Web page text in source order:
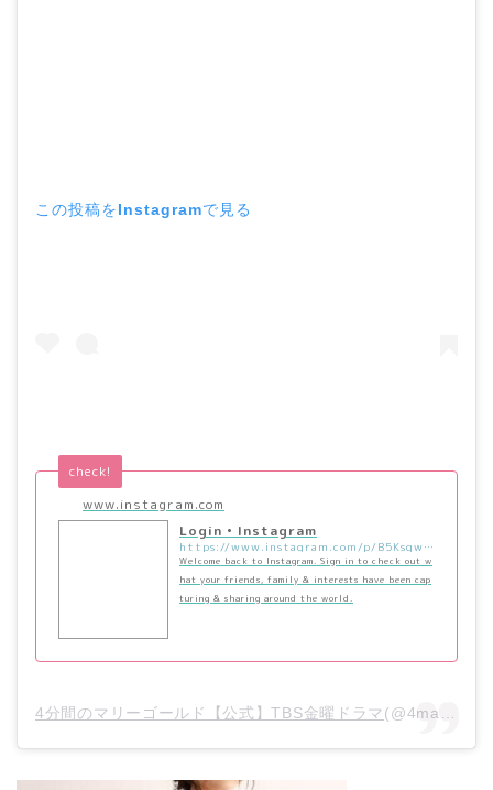
この投稿をInstagramで見る
www.instagram.com
check!
Login • Instagram
https://www.instagram.com/p/B5KsgwdgCr1/?utm_source=ig_embed&utm_campaign=loading
Welcome back to Instagram. Sign in to check out w
hat your friends, family & interests have been cap
turing & sharing around the world.
4分間のマリーゴールド【公式】TBS金曜ドラマ(@4mari_tbs)がシェアした投稿 –